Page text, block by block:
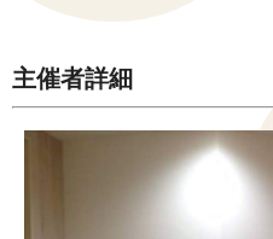
主催者詳細